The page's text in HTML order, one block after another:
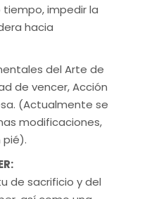
tiempo, impedir la
hacia
del Arte de
de vencer, Acción
(Actualmente se
modificaciones,
pié).
de sacrificio y del